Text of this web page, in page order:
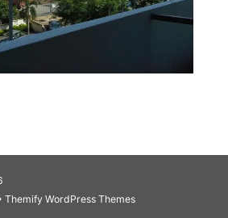
Themify WordPress Themes